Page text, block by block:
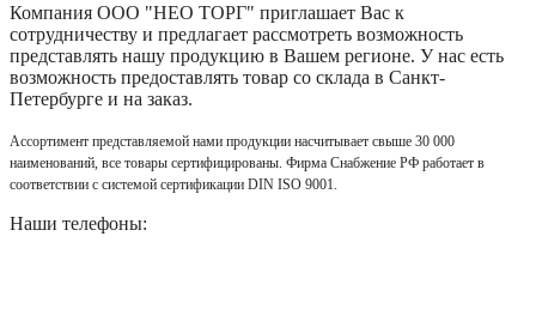
Компания ООО "НЕО ТОРГ" приглашает Вас к
сотрудничеству и предлагает рассмотреть возможность
представлять нашу продукцию в Вашем регионе. У нас есть
возможность предоставлять товар со склада в Санкт-
Петербурге и на заказ.
Ассортимент представляемой нами продукции насчитывает свыше 30 000
наименований, все товары сертифицированы. Фирма Снабжение РФ работает в
соответствии с системой сертификации DIN ISO 9001.
Наши телефоны: